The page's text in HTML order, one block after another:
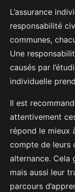
L’assurance
responsabilité
communes,
Une
causés par
individuelle
Il est
attentivement
répond le mieux
compte de leurs
alternance. Cela
mais aussi leur
parcours